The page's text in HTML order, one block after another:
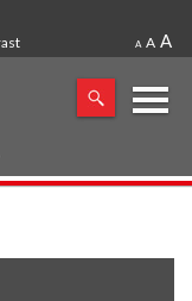
A A A
X